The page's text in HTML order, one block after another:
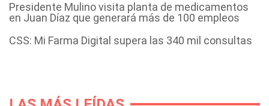
Presidente Mulino visita planta de medicamentos
en Juan Díaz que generará más de 100 empleos
CSS: Mi Farma Digital supera las 340 mil consultas